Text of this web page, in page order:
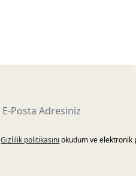
Gizlilik politikasını okudum ve elektronik